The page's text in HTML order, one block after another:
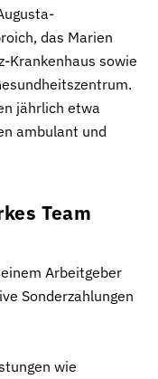
das Marien
Krankenhaus sowie
jährlich etwa
ambulant und
Team
Arbeitgeber
Sonderzahlungen
wie